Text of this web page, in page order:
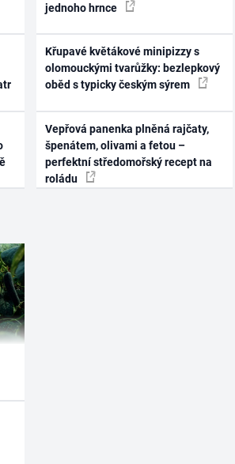
jednoho hrnce
Křupavé květákové minipizzy s
olomouckými tvarůžky: bezlepkový
oběd s typicky českým sýrem
Vepřová panenka plněná rajčaty,
špenátem, olivami a fetou –
perfektní středomořský recept na
roládu